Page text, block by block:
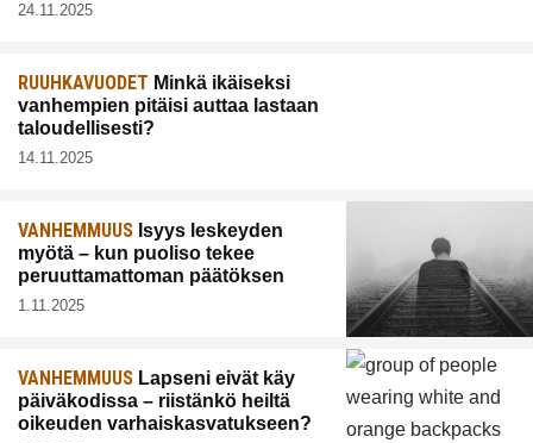
24.11.2025
RUUHKAVUODET Minkä ikäiseksi
vanhempien pitäisi auttaa lastaan
taloudellisesti?
14.11.2025
VANHEMMUUS Isyys leskeyden
myötä – kun puoliso tekee
peruuttamattoman päätöksen
1.11.2025
VANHEMMUUS Lapseni eivät käy
päiväkodissa – riistänkö heiltä
oikeuden varhaiskasvatukseen?